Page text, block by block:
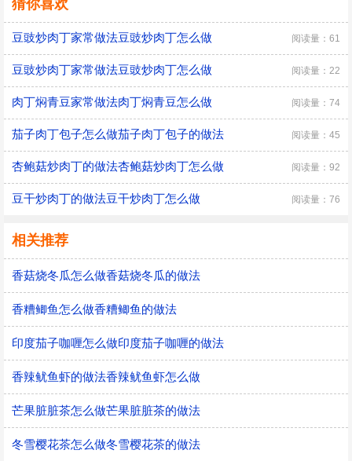
猜你喜欢
豆豉炒肉丁家常做法豆豉炒肉丁怎么做 阅读量：61
豆豉炒肉丁家常做法豆豉炒肉丁怎么做 阅读量：22
肉丁焖青豆家常做法肉丁焖青豆怎么做 阅读量：74
茄子肉丁包子怎么做茄子肉丁包子的做法 阅读量：45
杏鲍菇炒肉丁的做法杏鲍菇炒肉丁怎么做 阅读量：92
豆干炒肉丁的做法豆干炒肉丁怎么做 阅读量：76
相关推荐
香菇烧冬瓜怎么做香菇烧冬瓜的做法
香糟鲫鱼怎么做香糟鲫鱼的做法
印度茄子咖喱怎么做印度茄子咖喱的做法
香辣鱿鱼虾的做法香辣鱿鱼虾怎么做
芒果脏脏茶怎么做芒果脏脏茶的做法
冬雪樱花茶怎么做冬雪樱花茶的做法